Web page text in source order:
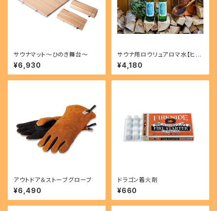
サウナマット～ひのき舞台～
¥6,930
サウナ用ロウリュアロマ水【ヒノ
キ・クロモジ】2本セット
¥4,180
アウトドア＆ストーブグローブ
¥6,490
ドラゴン着火剤
¥660